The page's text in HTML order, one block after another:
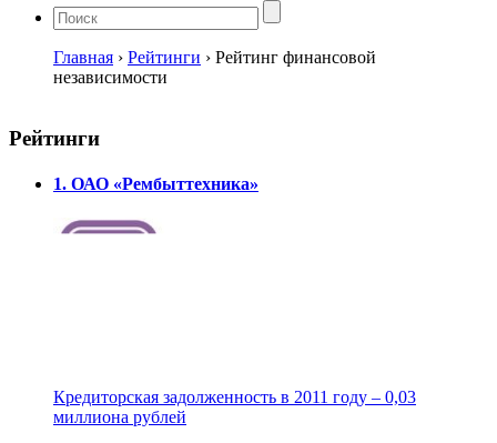
Главная › Рейтинги › Рейтинг финансовой
независимости
Рейтинги
1. ОАО «Рембыттехника»
Кредиторская задолженность в 2011 году – 0,03
миллиона рублей